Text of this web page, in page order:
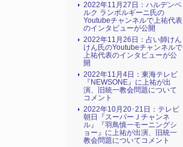
2022年11月27日：ハルデンベ
ルク ランボルギーニ氏の
Youtubeチャンネルで上祐代表
のインタビューが公開
2022年11月26日：占い師けん
けん氏のYoutubeチャンネルで
上祐代表のインタビューが公
開
2022年11月4日：東海テレビ
『NEWSONE』に上祐が出
演、旧統一教会問題について
コメント
2022年10月20･21日：テレビ
朝日『スーパーＪチャンネ
ル』『羽鳥慎一モーニングシ
ョー』に上祐が出演、旧統一
教会問題についてコメント